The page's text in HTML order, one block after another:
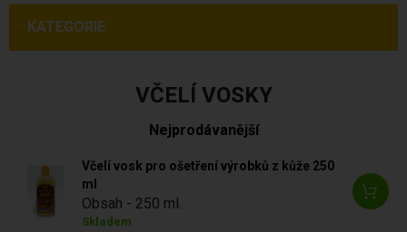
KATEGORIE
VČELÍ VOSKY
Nejprodávanější
Včelí vosk pro ošetření výrobků z kůže 250
ml
Obsah - 250 ml.
Skladem